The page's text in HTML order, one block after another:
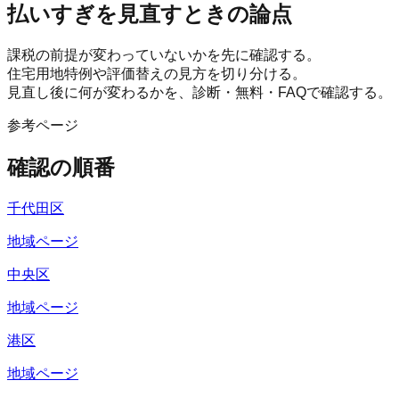
払いすぎを見直すときの論点
課税の前提が変わっていないかを先に確認する。
住宅用地特例や評価替えの見方を切り分ける。
見直し後に何が変わるかを、診断・無料・FAQで確認する。
参考ページ
確認の順番
千代田区
地域ページ
中央区
地域ページ
港区
地域ページ